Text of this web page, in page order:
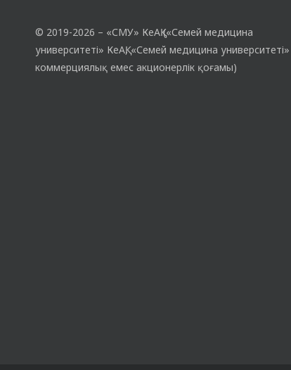
© 2019-2026 – «СМУ» КеАҚ («Семей медицина
университеті» КеАҚ, «Семей медицина университеті»
коммерциялық емес акционерлік қоғамы)